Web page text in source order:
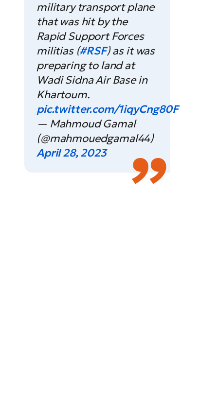
military transport plane
that was hit by the
Rapid Support Forces
militias (#RSF) as it was
preparing to land at
Wadi Sidna Air Base in
Khartoum.
pic.twitter.com/1iqyCng80F
— Mahmoud Gamal
(@mahmouedgamal44)
April 28, 2023